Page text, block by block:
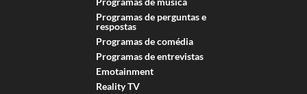
Programas de perguntas e
respostas
Programas de comédia
Programas de entrevistas
Emotainment
Reality TV